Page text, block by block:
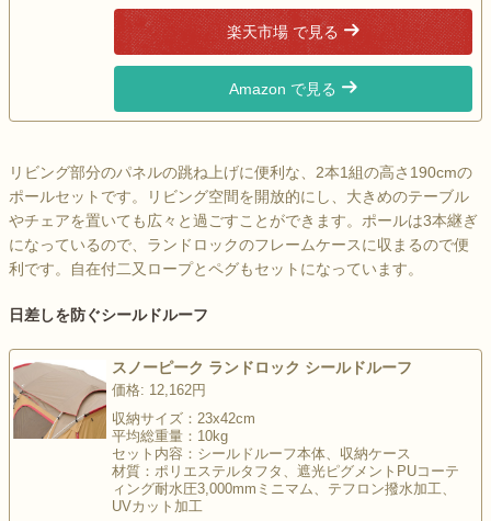
楽天市場 で見る
Amazon で見る
リビング部分のパネルの跳ね上げに便利な、2本1組の高さ190cmの
ポールセットです。リビング空間を開放的にし、大きめのテーブル
やチェアを置いても広々と過ごすことができます。ポールは3本継ぎ
になっているので、ランドロックのフレームケースに収まるので便
利です。自在付二又ロープとペグもセットになっています。
日差しを防ぐシールドルーフ
スノーピーク ランドロック シールドルーフ
価格: 12,162円
収納サイズ：23x42cm
平均総重量：10kg
セット内容：シールドルーフ本体、収納ケース
材質：ポリエステルタフタ、遮光ピグメントPUコーテ
ィング耐水圧3,000mmミニマム、テフロン撥水加工、
UVカット加工